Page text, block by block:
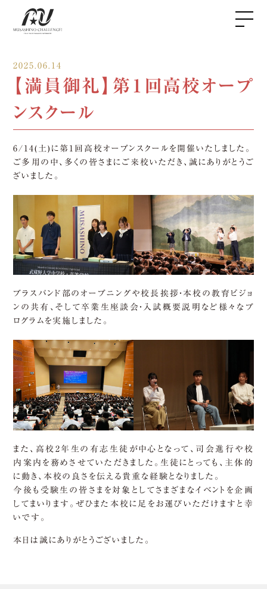
2025.06.14
【満員御礼】第１回高校オープ
ンスクール
6/14(土)に第1回高校オープンスクールを開催いたしました。
ご多用の中、多くの皆さまにご来校いただき、誠にありがとうご
ざいました。
ブラスバンド部のオープニングや校長挨拶・本校の教育ビジョ
ンの共有、そして卒業生座談会・入試概要説明など様々なプ
ログラムを実施しました。
また、高校2年生の有志生徒が中心となって、司会進行や校
内案内を務めさせていただきました。生徒にとっても、主体的
に動き、本校の良さを伝える貴重な経験となりました。
今後も受験生の皆さまを対象としてさまざまなイベントを企画
してまいります。ぜひまた本校に足をお運びいただけますと幸
いです。
本日は誠にありがとうございました。